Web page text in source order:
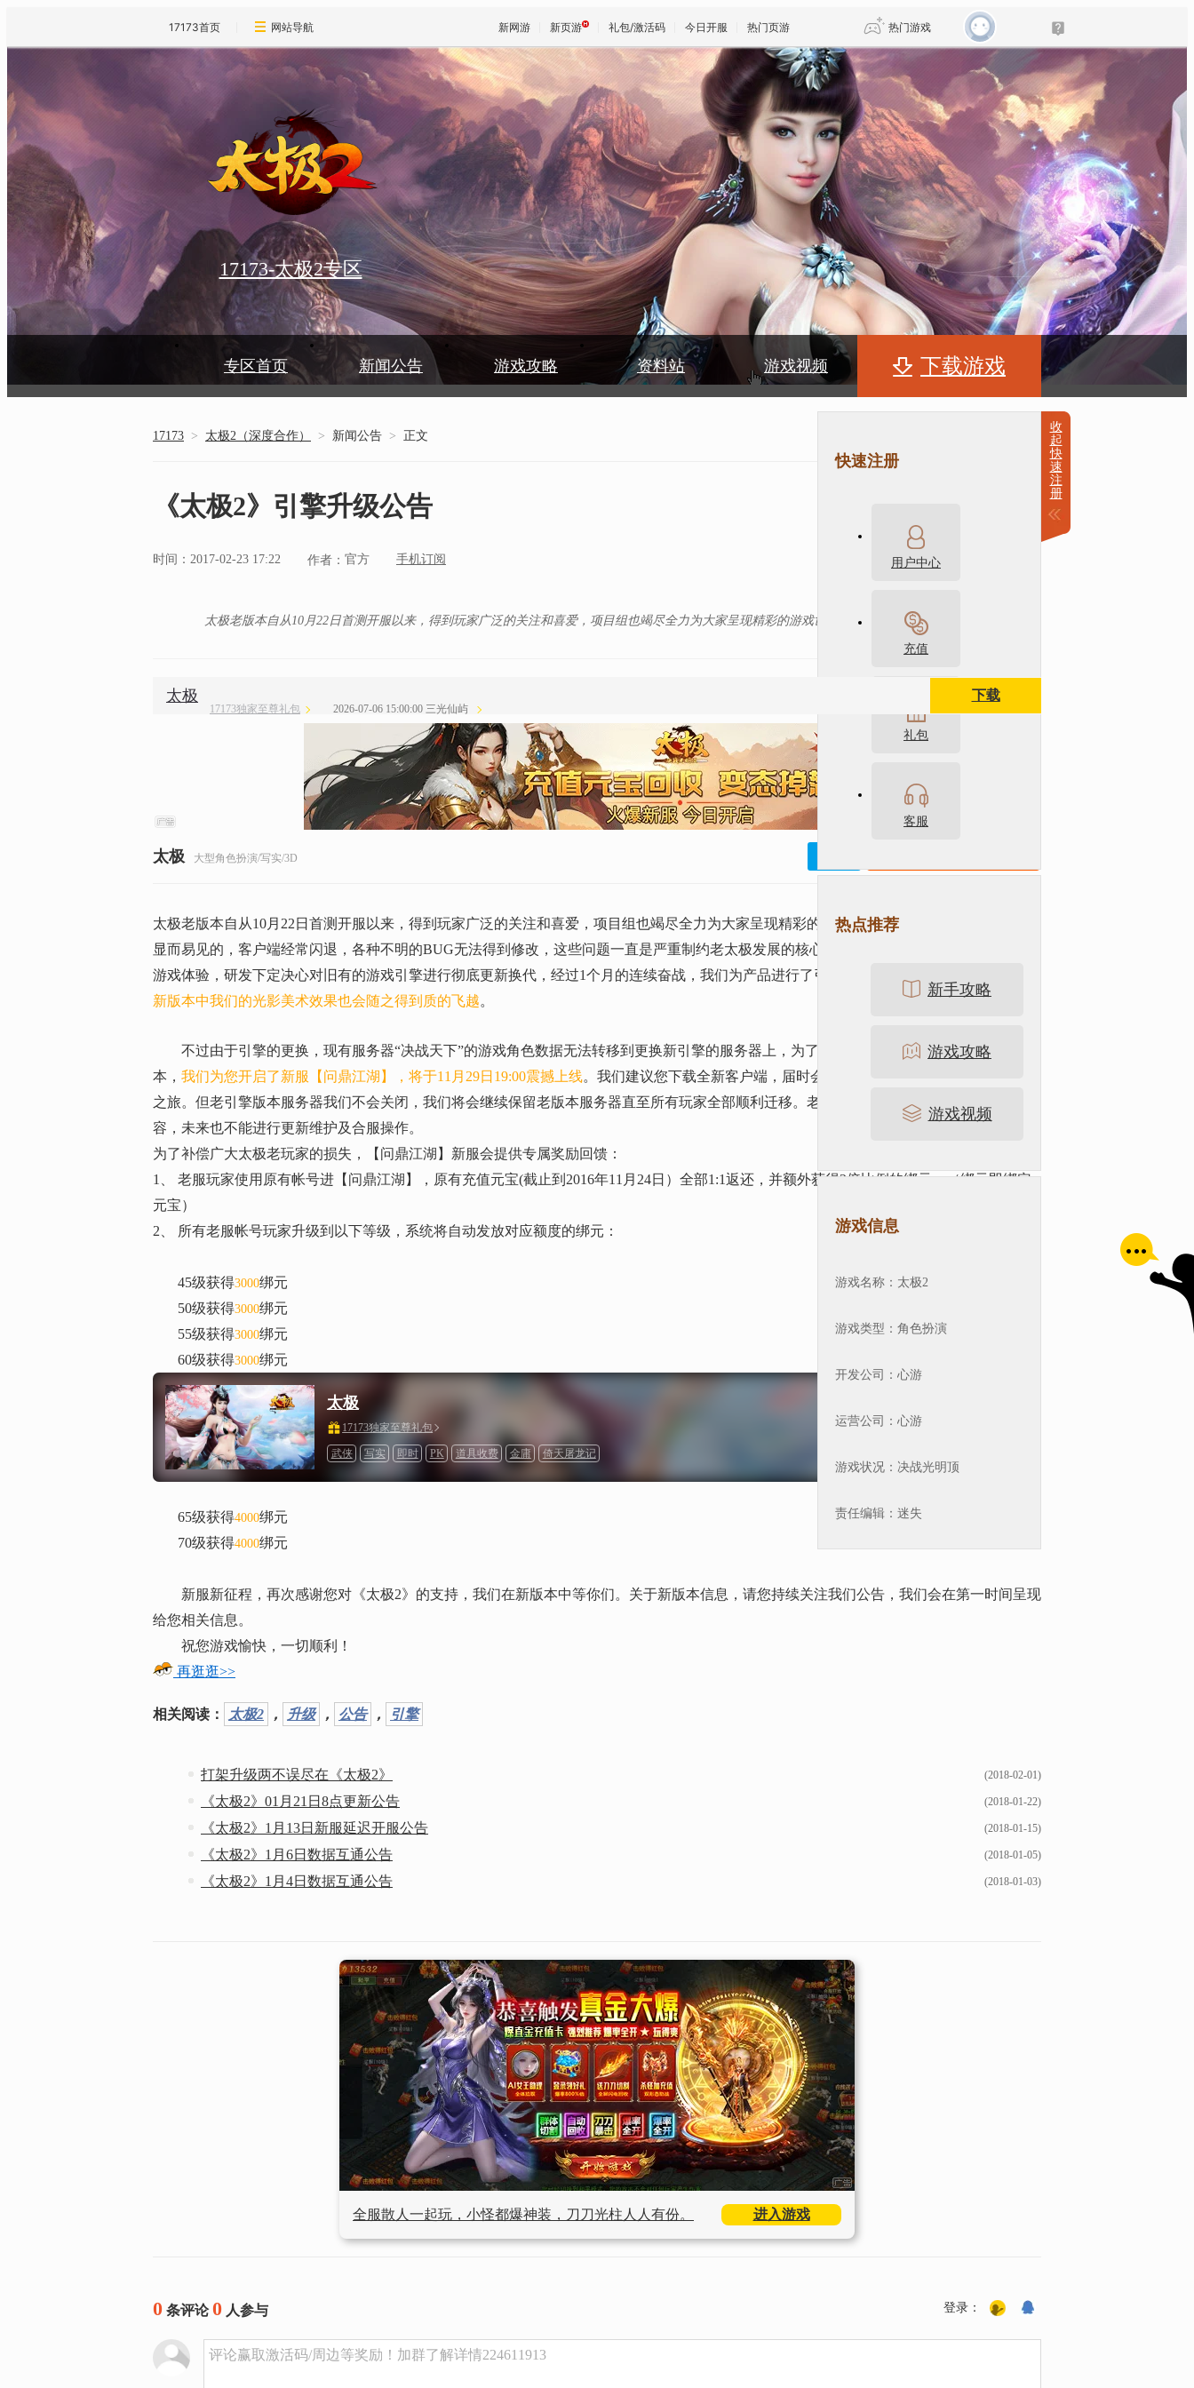
17173首页 网站导航 新网游 新页游 礼包/激活码 今日开服 热门页游 热门游戏
魔兽 DNF 传奇4
剑网3旗舰版 新天龙八部
王权与自由 诛仙世界 新仙侠5
17173-太极2专区
专区首页 新闻公告 游戏攻略 资料站 游戏视频 下载游戏
17173 > 太极2（深度合作） > 新闻公告 > 正文
《太极2》引擎升级公告
时间：2017-02-23 17:22 作者： 官方 手机订阅
新闻导语
太极老版本自从10月22日首测开服以来，得到玩家广泛的关注和喜爱，项目组也竭尽全力为大家呈现精彩的游戏世界。
太极
17173独家至尊礼包 2026-07-06 15:00:00 三光仙屿
下载
太极 大型角色扮演/写实/3D
太极老版本自从10月22日首测开服以来，得到玩家广泛的关注和喜爱，项目组也竭尽全力为大家呈现精彩的游戏世界。但是老太极的问题也是
显而易见的，客户端经常闪退，各种不明的BUG无法得到修改，这些问题一直是严重制约老太极发展的核心技术瓶颈。为了让大家能有更好的
游戏体验，研发下定决心对旧有的游戏引擎进行彻底更新换代，经过1个月的连续奋战，我们为产品进行了引擎升级并通过了版本稳定性测试，
新版本中我们的光影美术效果也会随之得到质的飞越。
不过由于引擎的更换，现有服务器“决战天下”的游戏角色数据无法转移到更换新引擎的服务器上，为了让您能体验到更新更优质的游戏版
本， 我们为您开启了新服【问鼎江湖】，将于11月29日19:00震撼上线。我们建议您下载全新客户端，届时会有更多玩家和您一起开启新的太极
之旅。但老引擎版本服务器我们不会关闭，我们将会继续保留老版本服务器直至所有玩家全部顺利迁移。老版本服务器跟新版本服务器不能兼
容，未来也不能进行更新维护及合服操作。
为了补偿广大太极老玩家的损失，【问鼎江湖】新服会提供专属奖励回馈：
1、
老服玩家使用原有帐号进【问鼎江湖】，原有充值元宝(截止到2016年11月24日）全部1:1返还，并额外获得2倍比例的绑元。（绑元即绑定
元宝）
2、
所有老服帐号玩家升级到以下等级，系统将自动发放对应额度的绑元：
45级获得3000绑元
50级获得3000绑元
55级获得3000绑元
60级获得3000绑元
太极
17173独家至尊礼包
武侠 写实 即时 PK 道具收费 金庸 倚天屠龙记
65级获得4000绑元
70级获得4000绑元
新服新征程，再次感谢您对《太极2》的支持，我们在新版本中等你们。关于新版本信息，请您持续关注我们公告，我们会在第一时间呈现
给您相关信息。
祝您游戏愉快，一切顺利！
再逛逛>>
相关阅读： 太极2 ， 升级 ， 公告 ， 引擎
(2018-02-01)
打架升级两不误尽在《太极2》
(2018-01-22)
《太极2》01月21日8点更新公告
(2018-01-15)
《太极2》1月13日新服延迟开服公告
(2018-01-05)
《太极2》1月6日数据互通公告
(2018-01-03)
《太极2》1月4日数据互通公告
全服散人一起玩，小怪都爆神装，刀刀光柱人人有份。 进入游戏
0 条评论0 人参与 登录：
评论赢取激活码/周边等奖励！加群了解详情224611913
收
起
快
速
注
册
快速注册
用户中心
充值
礼包
客服
热点推荐
新手攻略
游戏攻略
游戏视频
游戏信息
游戏名称： 太极2
游戏类型： 角色扮演
开发公司： 心游
运营公司： 心游
游戏状况： 决战光明顶
责任编辑： 迷失